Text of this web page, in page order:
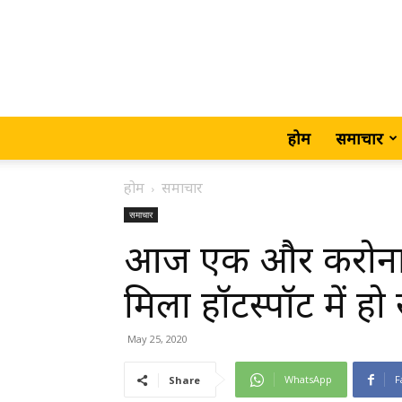
होम समाचार
होम समाचार
समाचार
आज एक और करोना
मिला हॉटस्पॉट में
May 25, 2020
Share WhatsApp